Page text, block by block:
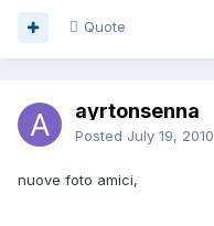
Quote
ayrtonsenna
Posted July 19, 2010
nuove foto amici,